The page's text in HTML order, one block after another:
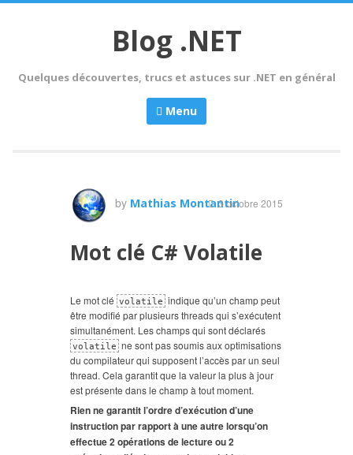
Blog .NET
Quelques découvertes, trucs et astuces sur .NET en général
Menu
3 octobre 2015
by Mathias Montantin
Mot clé C# Volatile
Le mot clé volatile indique qu’un champ peut
être modifié par plusieurs threads qui s’exécutent
simultanément. Les champs qui sont déclarés
volatile ne sont pas soumis aux optimisations
du compilateur qui supposent l’accès par un seul
thread. Cela garantit que la valeur la plus à jour
est présente dans le champ à tout moment.
Rien ne garantit l’ordre d’exécution d’une
instruction par rapport à une autre lorsqu’on
effectue 2 opérations de lecture ou 2